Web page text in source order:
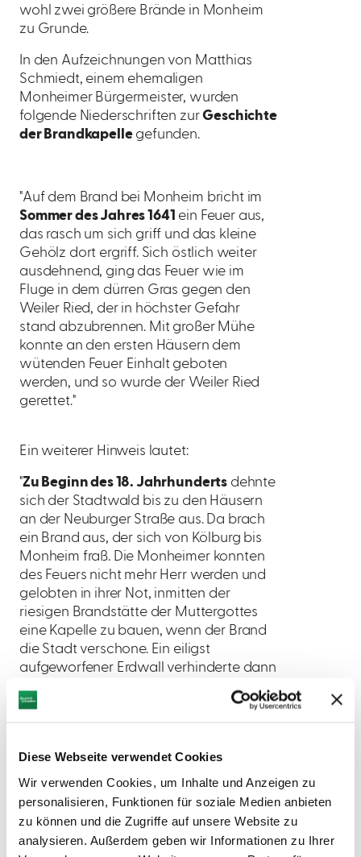
Diese Webseite verwendet Cookies
Wir verwenden Cookies, um Inhalte und Anzeigen zu
personalisieren, Funktionen für soziale Medien anbieten
zu können und die Zugriffe auf unsere Website zu
analysieren. Außerdem geben wir Informationen zu Ihrer
wohl zwei größere Brände in Monheim
zu Grunde.
In den Aufzeichnungen von Matthias
Schmiedt, einem ehemaligen
Monheimer Bürgermeister, wurden
folgende Niederschriften zurGeschichte
der Brandkapellegefunden.
"Auf dem Brand bei Monheim bricht im
Sommer des Jahres 1641 ein Feuer aus,
das rasch um sich griff und das kleine
Gehölz dort ergriff. Sich östlich weiter
ausdehnend, ging das Feuer wie im
Fluge in dem dürren Gras gegen den
Weiler Ried, der in höchster Gefahr
stand abzubrennen. Mit großer Mühe
konnte an den ersten Häusern dem
wütenden Feuer Einhalt geboten
werden, und so wurde der Weiler Ried
gerettet."
Ein weiterer Hinweis lautet:
"Zu Beginn des 18. Jahrhunderts dehnte
sich der Stadtwald bis zu den Häusern
an der Neuburger Straße aus. Da brach
ein Brand aus, der sich von Kölburg bis
Monheim fraß. Die Monheimer konnten
des Feuers nicht mehr Herr werden und
gelobten in ihrer Not, inmitten der
riesigen Brandstätte der Muttergottes
eine Kapelle zu bauen, wenn der Brand
die Stadt verschone. Ein eiligst
aufgeworfener Erdwall verhinderte dann
der Brand wurde unter Kontrolle
versprochene Kapelle und noch heute
grüßt ihre Muttergotteskapelle vom
"Brand" herunter auf die Stadt an der
Gailach.